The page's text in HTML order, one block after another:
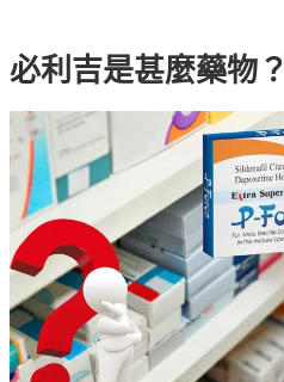
必利吉是甚麼藥物？